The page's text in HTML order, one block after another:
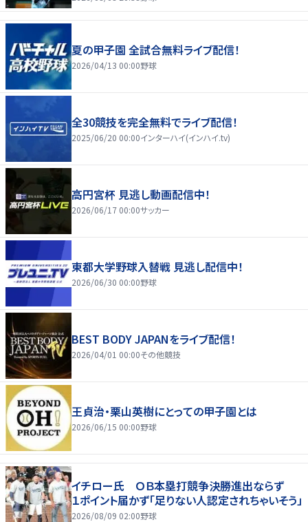
夏の甲子園 全試合無料ライブ配信！
2026/04/13 00:00野球
全30競技を完全無料でライブ配信！
2025/06/20 00:00インターハイ(インハイ.tv)
高円宮杯 見逃し動画配信中！
2026/06/17 00:00サッカー
東都大学野球入替戦 見逃し配信中！
2026/06/30 00:00野球
BEST BODY JAPANをライブ配信！
2026/04/01 00:00その他競技
王貞治・栗山英樹にとっての甲子園とは
2026/06/15 00:00野球
イチロー氏 ＯＢ本塁打競争決勝進出ならず
１ポイント届かず「足りない人認定されちゃいそう」
2026/08/09 02:00野球